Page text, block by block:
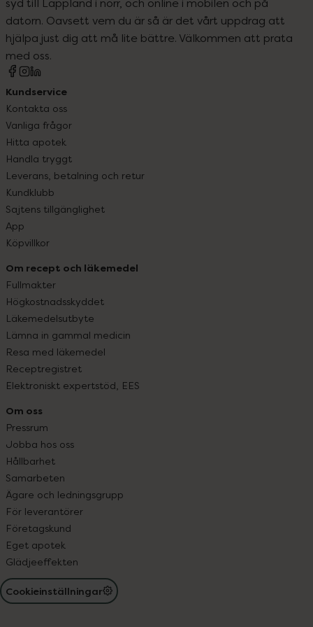
datorn. Oavsett vem du är så är det vårt uppdrag att
hjälpa just dig att må lite bättre. Välkommen att prata
med oss.
Kundservice
Kontakta oss
Vanliga frågor
Hitta apotek
Handla tryggt
Leverans, betalning och retur
Kundklubb
Sajtens tillgänglighet
App
Köpvillkor
Om recept och läkemedel
Fullmakter
Högkostnadsskyddet
Läkemedelsutbyte
Lämna in gammal medicin
Resa med läkemedel
Receptregistret
Elektroniskt expertstöd, EES
Om oss
Pressrum
Jobba hos oss
Hållbarhet
Samarbeten
Ägare och ledningsgrupp
För leverantörer
Företagskund
Eget apotek
Glädjeeffekten
Cookieinställningar